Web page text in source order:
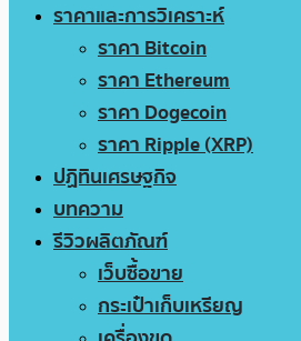
ราคาและการวิเคราะห์
ราคา Bitcoin
ราคา Ethereum
ราคา Dogecoin
ราคา Ripple (XRP)
ปฏิทินเศรษฐกิจ
บทความ
รีวิวผลิตภัณฑ์
เว็บซื้อขาย
กระเป๋าเก็บเหรียญ